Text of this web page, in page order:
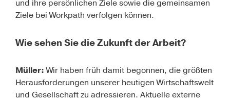
und ihre persönlichen Ziele sowie die gemeinsamen
Ziele bei Workpath verfolgen können.
Wie sehen Sie die Zukunft der Arbeit?
Müller:Wir haben früh damit begonnen, die größten
Herausforderungen unserer heutigen Wirtschaftswelt
und Gesellschaft zu adressieren. Aktuelle externe